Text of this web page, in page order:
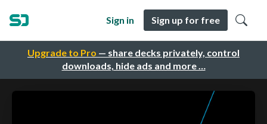
Upgrade to Pro — share decks privately, control
downloads, hide ads and more …
Sign in Sign up for free